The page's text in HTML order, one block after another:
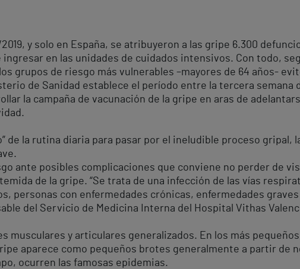
y solo en España, se atribuyeron a las gripe 6.300
en las unidades de cuidados intensivos. Con todo,
grupos de riesgo más vulnerables –mayores de 64 años-
de Sanidad establece el período entre la tercera semana
la campaña de vacunación de la gripe en aras de
de la rutina diaria para pasar por el ineludible proceso gripal,
ante posibles complicaciones que conviene no perder de
de la gripe. “Se trata de una infección de las vías
personas con enfermedades crónicas, enfermedades graves
del Servicio de Medicina Interna del Hospital Vithas
musculares y articulares generalizados. En los más
aparece como pequeños brotes generalmente a partir de
ocurren las famosas epidemias.